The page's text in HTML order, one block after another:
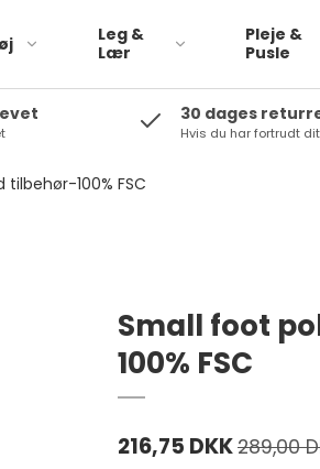
Leg &
Lær
Pleje &
Pusle
30 dages
Hvis du har fortrudt
100% FSC
Small foot
100% FSC
216,75 DKK289,00